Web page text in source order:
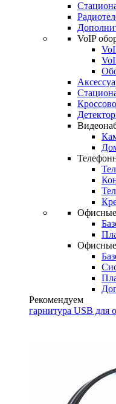
VoIP
Рекомендуем
гарнитура USB для